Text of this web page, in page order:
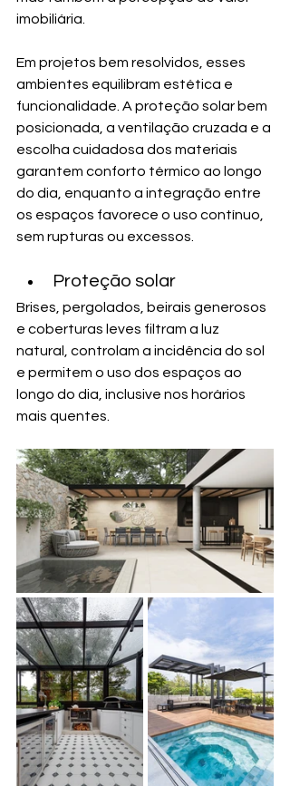
imobiliária.
Em projetos bem resolvidos, esses
ambientes equilibram estética e
funcionalidade. A proteção solar bem
posicionada, a ventilação cruzada e a
escolha cuidadosa dos materiais
garantem conforto térmico ao longo
do dia, enquanto a integração entre
os espaços favorece o uso contínuo,
sem rupturas ou excessos.
Proteção solar
Brises, pergolados, beirais generosos
e coberturas leves filtram a luz
natural, controlam a incidência do sol
e permitem o uso dos espaços ao
longo do dia, inclusive nos horários
mais quentes.